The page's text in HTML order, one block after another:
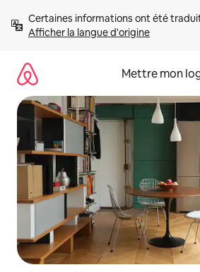
directement
Afficher la langue d'origine
Mettre mon